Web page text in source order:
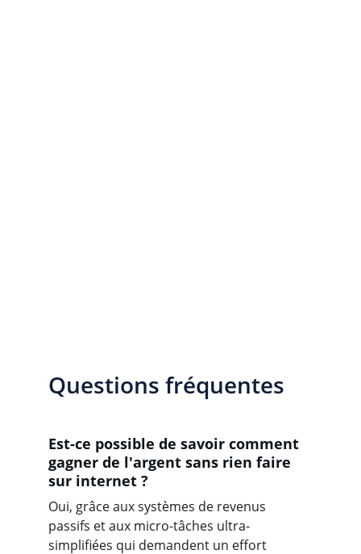
Questions fréquentes
Est-ce possible de savoir comment
gagner de l'argent sans rien faire
sur internet ?
Oui, grâce aux systèmes de revenus
passifs et aux micro-tâches ultra-
simplifiées qui demandent un effort